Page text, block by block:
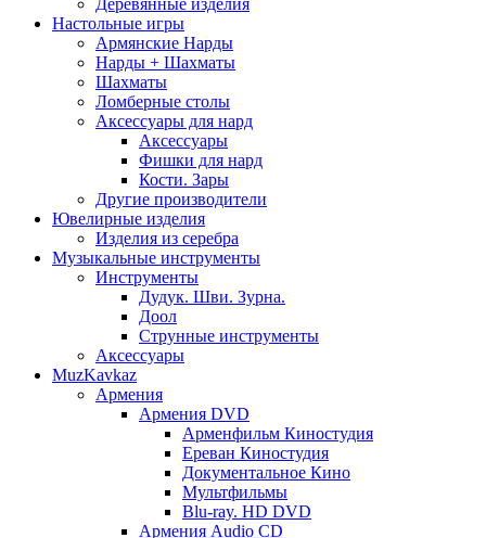
Деревянные изделия
Настольные игры
Армянские Нарды
Нарды + Шахматы
Шахматы
Ломберные столы
Аксессуары для нард
Аксессуары
Фишки для нард
Кости. Зары
Другие производители
Ювелирные изделия
Изделия из серебра
Музыкальные инструменты
Инструменты
Дудук. Шви. Зурна.
Доол
Струнные инструменты
Аксессуары
MuzKavkaz
Армения
Армения DVD
Арменфильм Киностудия
Ереван Киностудия
Документальное Кино
Мультфильмы
Blu-ray. HD DVD
Армения Audio CD